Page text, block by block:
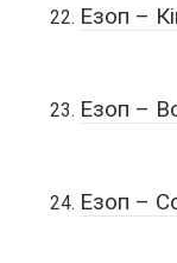
Езоп –
Езоп –
Езоп –